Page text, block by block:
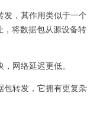
，其作用类似于一个
，将数据包从源设备转
网络延迟更低。
转发，它拥有更复杂